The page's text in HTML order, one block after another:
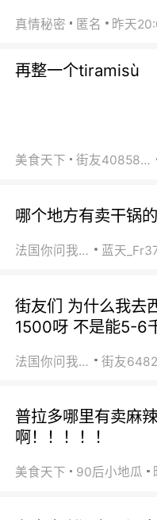
真情秘密 匿名 昨天
再整一个tiramisù
美食天下 街友40858442
哪个地方有卖干锅的
法国你问我答 蓝天
街友们 为什么我去
1500呀 不是能5-6
法国你问我答
普拉多哪里有卖麻
啊！！！！！
美食天下 90后小地瓜